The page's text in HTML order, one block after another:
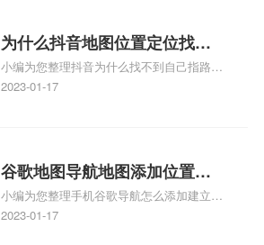
相关地图标注知识，详情可查看下方正文！
为什么抖音地图位置定位找不
到了？抖音为什么找不到当前
定位了？
小编为您整理抖音为什么找不到自己指路人
地图标注服务中心铺的位置、地图位置更新
服务中心位置、抖音突然不显示定位了相关
地图标注知识，详情可查看下方正文！
2023-01-17
谷歌地图导航地图添加位置？
添加谷歌地图导航位置？
小编为您整理手机谷歌导航怎么添加建立多
人位置、如何在地图，谷歌地图添加公司位
2023-01-17